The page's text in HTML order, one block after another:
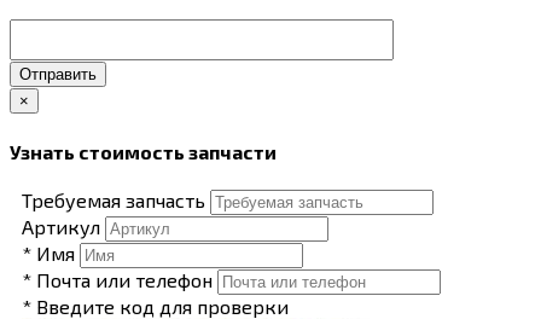
Отправить
×
Узнать стоимость запчасти
Требуемая запчасть
Артикул
* Имя
* Почта или телефон
* Введите код для проверки